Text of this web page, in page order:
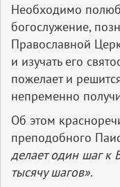
Необходимо
богослужение,
Православной
и изучать его
пожелает и
непременно
Об этом
преподобного
делает один шаг к
тысячу шагов».